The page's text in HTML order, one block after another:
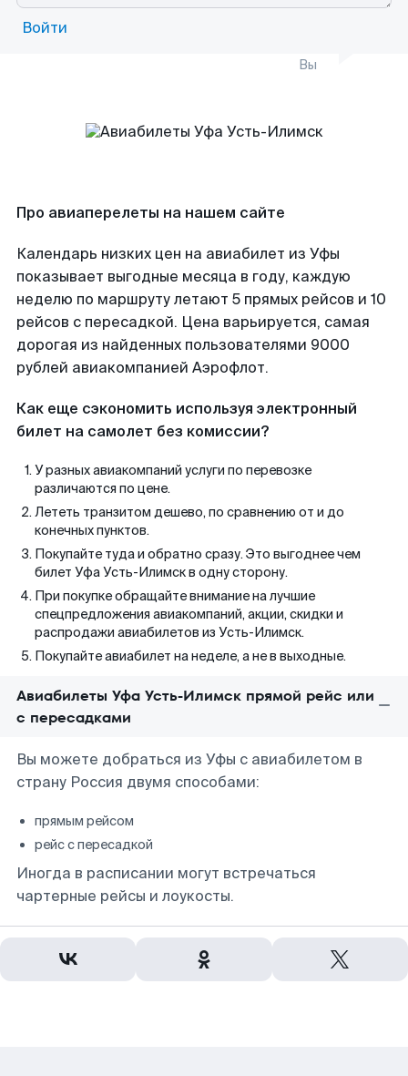
Войти
Вы
Про авиаперелеты на нашем сайте
Календарь низких цен на авиабилет из Уфы
показывает выгодные месяца в году, каждую
неделю по маршруту летают 5 прямых рейсов и 10
рейсов с пересадкой. Цена варьируется, самая
дорогая из найденных пользователями 9000
рублей авиакомпанией Аэрофлот.
Как еще сэкономить используя электронный
билет на самолет без комиссии?
У разных авиакомпаний услуги по перевозке
различаются по цене.
Лететь транзитом дешево, по сравнению от и до
конечных пунктов.
Покупайте туда и обратно сразу. Это выгоднее чем
билет Уфа Усть-Илимск в одну сторону.
При покупке обращайте внимание на лучшие
спецпредложения авиакомпаний, акции, скидки и
распродажи авиабилетов из Усть-Илимск.
Покупайте авиабилет на неделе, а не в выходные.
Авиабилеты Уфа Усть-Илимск прямой рейс или
с пересадками
Вы можете добраться из Уфы с авиабилетом в
страну Россия двумя способами:
прямым рейсом
рейс с пересадкой
Иногда в расписании могут встречаться
чартерные рейсы и лоукосты.